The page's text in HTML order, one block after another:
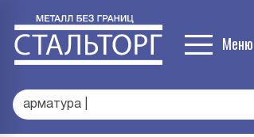
Меню
армат|